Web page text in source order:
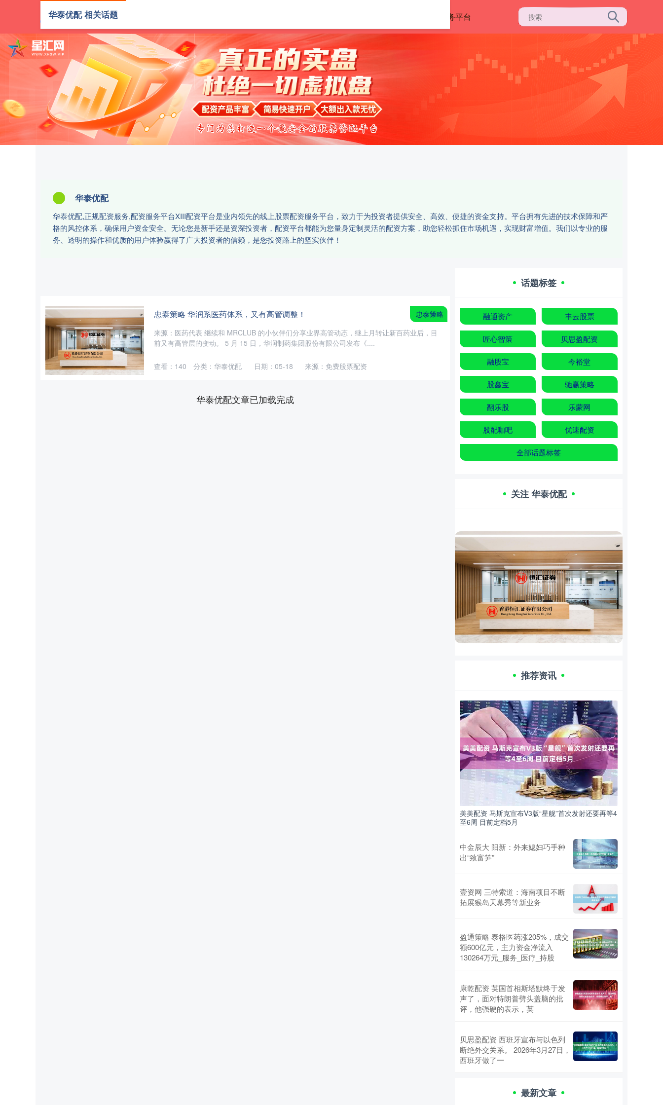
配资服务平台
华泰优配
华泰优配,正规配资服务,配资服务平台XIII‌配资平台是业内领先的线上股票配资服务平台，致力于为投资者提供安全、高效、便捷的资金支持。平台拥有先进的技术保障和严
格的风控体系，确保用户资金安全。无论您是新手还是资深投资者，配资平台都能为您量身定制灵活的配资方案，助您轻松抓住市场机遇，实现财富增值。我们以专业的服
务、透明的操作和优质的用户体验赢得了广大投资者的信赖，是您投资路上的坚实伙伴！
华泰优配 相关话题
忠泰策略 华润系医药体系，又有高管调整！
来源：医药代表 继续和 MRCLUB 的小伙伴们分享业界高管动态，继上月转让新百药业后，目
前又有高管层的变动。 5 月 15 日，华润制药集团股份有限公司发布《....
忠泰策略
日期：05-18 来源：免费股票配资
查看： 140 分类： 华泰优配
华泰优配文章已加载完成
话题标签
融通资产 丰云股票
匠心智策 贝思盈配资
融股宝 今裕堂
股鑫宝 驰赢策略
翻乐股 乐蒙网
股配咖吧 优速配资
全部话题标签
关注 华泰优配
推荐资讯
美美配资 马斯克宣布V3版“星舰”首次发射还要再等4
至6周 目前定档5月
中金辰大 阳新：外来媳妇巧手种
出“致富笋”
壹资网 三特索道：海南项目不断
拓展猴岛天幕秀等新业务
盈通策略 泰格医药涨205%，成交
额600亿元，主力资金净流入
130264万元_服务_医疗_持股
康乾配资 英国首相斯塔默终于发
声了，面对特朗普劈头盖脑的批
评，他强硬的表示，英
贝思盈配资 西班牙宣布与以色列
断绝外交关系。 2026年3月27日，
西班牙做了一
最新文章